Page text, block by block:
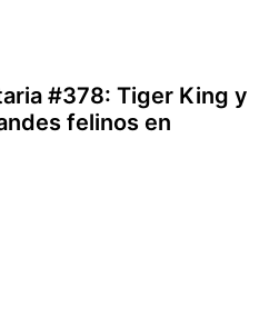
#378: Tiger King y
felinos en